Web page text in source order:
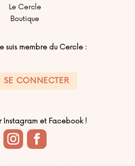
Le Cercle
Boutique
suis membre du Cercle :
SE CONNECTER
Instagram et Facebook !